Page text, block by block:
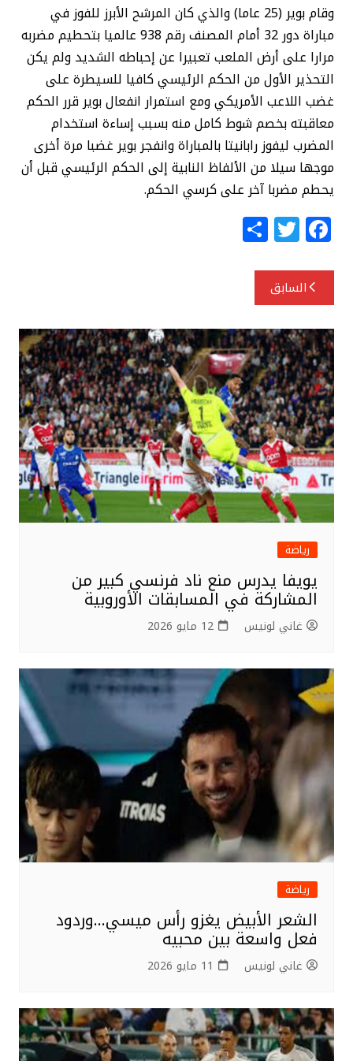
وقام بوير (25 عاما) والذي كان المرشح الأبرز للفوز في
مباراة دور 32 أمام المصنف رقم 938 عالميا بتحطيم مضربه
مرارا على أرض الملعب تعبيرا عن إحباطه الشديد ولم يكن
التحذير الأول من الحكم الرئيسي كافيا للسيطرة على
غضب اللاعب الأمريكي ومع استمرار انفعال بوير قرر الحكم
معاقبته بخصم شوط كامل منه بسبب إساءة استخدام
المضرب ليفوز رابانيتا بالمباراة وانفجر بوير غضبا مرة أخرى
موجها سيلا من الألفاظ النابية إلى الحكم الرئيسي قبل أن
يحطم مضربا آخر على كرسي الحكم.
F
a
c
e
b
o
o
k
T
w
itt
e
r
S
h
تصفّح
المقالات
السابق
رياضة
يويفا يدرس منع ناد فرنسي كبير من
المشاركة في المسابقات الأوروبية
غاني لونيس 12 مايو 2026
رياضة
الشعر الأبيض يغزو رأس ميسي…وردود
فعل واسعة بين محبيه
غاني لونيس 11 مايو 2026